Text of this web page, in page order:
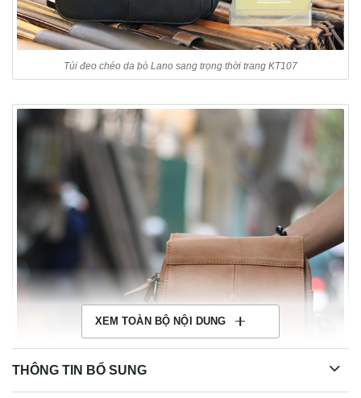
Túi đeo chéo da bò Lano sang trọng thời trang KT107
XEM TOÀN BỘ NỘI DUNG
THÔNG TIN BỔ SUNG